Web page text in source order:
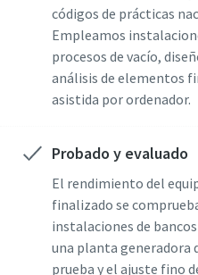
códigos de prácticas
Empleamos
procesos de vacío,
análisis de elementos
asistida por ordenador.
Probado y evaluado
El rendimiento del
finalizado se
instalaciones de
una planta generadora
prueba y el ajuste fino
Ciudad
Solicitar
Cualquier
Ciudad
Solicitar
Cualquier
Ciudad
Solicitar
Cualquier
Ciudad
Solicitar
Cualquier
Ciudad
Solicitar
Cualquier